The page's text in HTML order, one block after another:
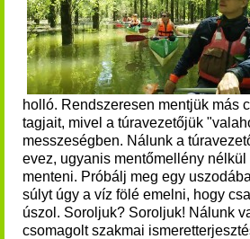
holló. Rendszeresen mentjük más
tagjait, mivel a túravezetőjük
messzeségben. Nálunk a
evez, ugyanis mentőmellény
menteni. Próbálj meg egy
súlyt úgy a víz fölé emelni, hogy
úszol. Soroljuk? Soroljuk! Nálunk
csomagolt szakmai